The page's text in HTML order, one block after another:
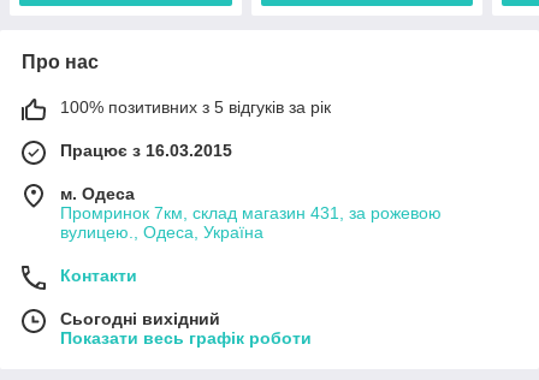
Про нас
100% позитивних з 5 відгуків за рік
Працює з 16.03.2015
м. Одеса
Промринок 7км, склад магазин 431, за рожевою
вулицею., Одеса, Україна
Контакти
Сьогодні вихідний
Показати весь графік роботи